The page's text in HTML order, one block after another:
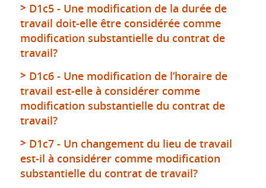
D1c5 - Une modification de la durée de
travail doit-elle être considérée comme
modification substantielle du contrat de
travail?
D1c6 - Une modification de l’horaire de
travail est-elle à considérer comme
modification substantielle du contrat de
travail?
D1c7 - Un changement du lieu de travail
est-il à considérer comme modification
substantielle du contrat de travail?